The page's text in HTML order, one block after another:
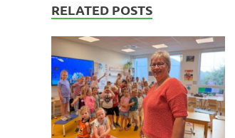
RELATED POSTS